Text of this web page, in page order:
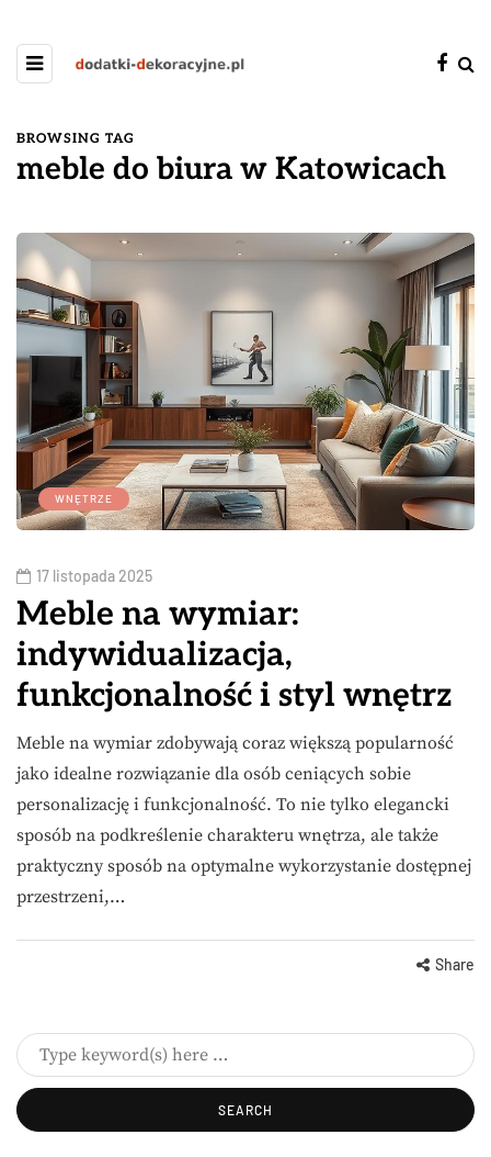
BROWSING TAG
meble do biura w Katowicach
WNĘTRZE
17 listopada 2025
Meble na wymiar:
indywidualizacja,
funkcjonalność i styl wnętrz
Meble na wymiar zdobywają coraz większą popularność
jako idealne rozwiązanie dla osób ceniących sobie
personalizację i funkcjonalność. To nie tylko elegancki
sposób na podkreślenie charakteru wnętrza, ale także
praktyczny sposób na optymalne wykorzystanie dostępnej
przestrzeni,…
Share